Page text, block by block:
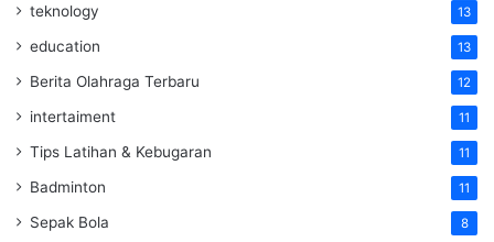
teknology 13
education 13
Berita Olahraga Terbaru 12
intertaiment 11
Tips Latihan & Kebugaran 11
Badminton 11
Sepak Bola 8